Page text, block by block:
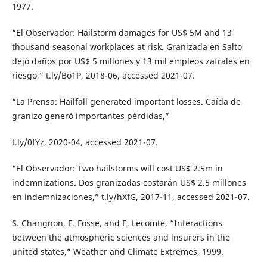
1977.
“El Observador: Hailstorm damages for US$ 5M and 13
thousand seasonal workplaces at risk. Granizada en Salto
dejó daños por US$ 5 millones y 13 mil empleos zafrales en
riesgo,” t.ly/Bo1P, 2018-06, accessed 2021-07.
“La Prensa: Hailfall generated important losses. Caída de
granizo generó importantes pérdidas,”
t.ly/0fYz, 2020-04, accessed 2021-07.
“El Observador: Two hailstorms will cost US$ 2.5m in
indemnizations. Dos granizadas costarán US$ 2.5 millones
en indemnizaciones,” t.ly/hXfG, 2017-11, accessed 2021-07.
S. Changnon, E. Fosse, and E. Lecomte, “Interactions
between the atmospheric sciences and insurers in the
united states,” Weather and Climate Extremes, 1999.